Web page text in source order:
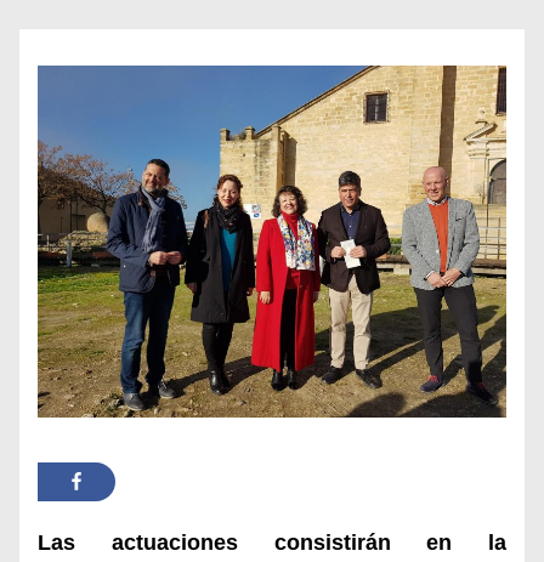
Las actuaciones consistirán en la